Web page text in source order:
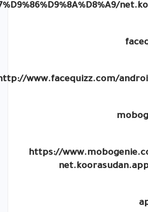
www.facequizz.com/
https://